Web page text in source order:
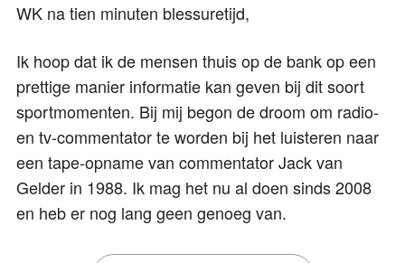
WK na tien minuten blessuretijd,
Ik hoop dat ik de mensen thuis op de bank op een
prettige manier informatie kan geven bij dit soort
sportmomenten. Bij mij begon de droom om radio-
en tv-commentator te worden bij het luisteren naar
een tape-opname van commentator Jack van
Gelder in 1988. Ik mag het nu al doen sinds 2008
en heb er nog lang geen genoeg van.